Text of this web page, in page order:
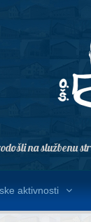
na službenu
aktivnosti